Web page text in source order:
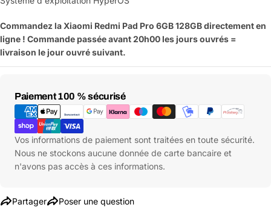
Commandez la Xiaomi Redmi Pad Pro 6GB 128GB directement en
ligne ! Commande passée avant 20h00 les jours ouvrés =
livraison le jour ouvré suivant.
Paiement 100 % sécurisé
Moyens
de
paiement
Vos informations de paiement sont traitées en toute sécurité.
Nous ne stockons aucune donnée de carte bancaire et
n'avons pas accès à ces informations.
Partager Poser une question